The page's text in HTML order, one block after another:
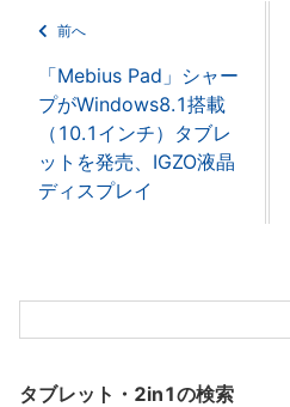
前へ
「Mebius Pad」シャー
プがWindows8.1搭載
（10.1インチ）タブレ
ットを発売、IGZO液晶
ディスプレイ
タブレット・2in1の検索